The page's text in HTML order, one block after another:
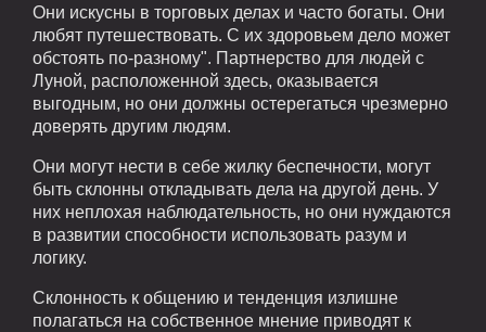
Они искусны в торговых делах и часто богаты. Они
любят путешествовать. С их здоровьем дело может
обстоять по-разному". Партнерство для людей с
Луной, расположенной здесь, оказывается
выгодным, но они должны остерегаться чрезмерно
доверять другим людям.
Они могут нести в себе жилку беспечности, могут
быть склонны откладывать дела на другой день. У
них неплохая наблюдательность, но они нуждаются
в развитии способности использовать разум и
логику.
Склонность к общению и тенденция излишне
полагаться на собственное мнение приводят к